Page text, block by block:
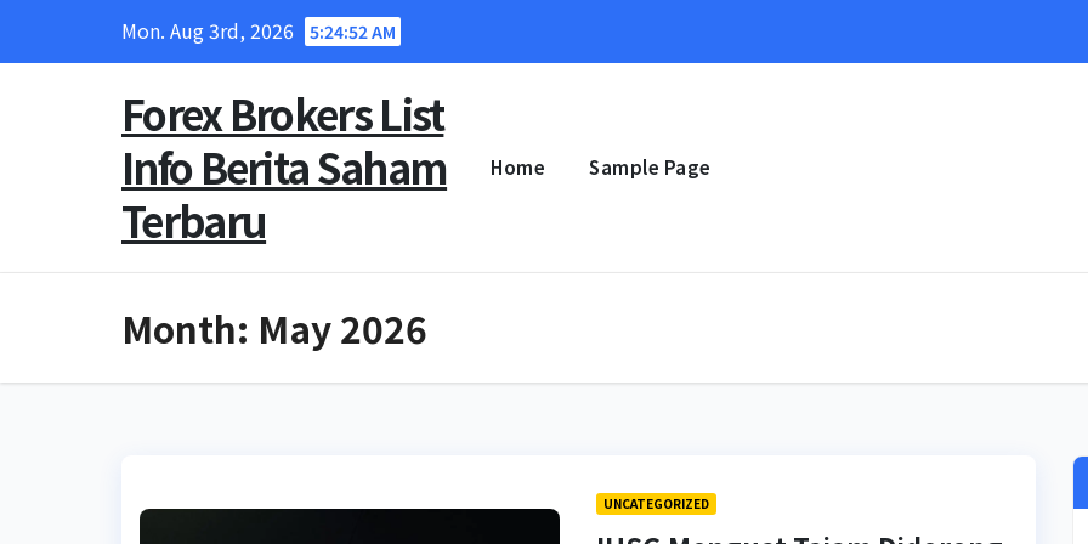
Mon. Aug 3rd, 2026 5:24:54 AM
Forex Brokers List
Info Berita Saham
Terbaru
Home Sample Page
Month: May 2026
UNCATEGORIZED